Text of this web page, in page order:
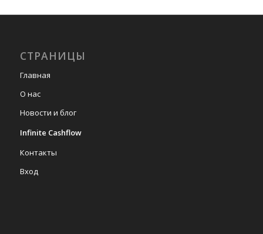
СТРАНИЦЫ
Главная
О нас
Новости и блог
Infinite Cashflow
Контакты
Вход